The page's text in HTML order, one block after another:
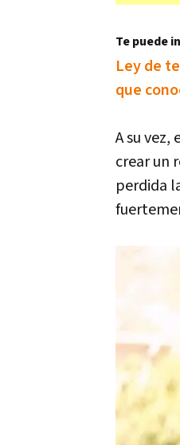
Te puede
Ley de
que
A su
crear un
perdida